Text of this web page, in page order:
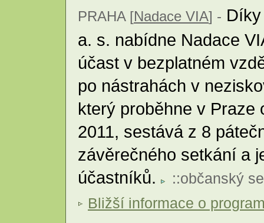
PRAHA [Nadace VIA] -
a. s. nabídne Nadace
účast v bezplatném
po nástrahách v
který proběhne v Praze
2011, sestává z 8
závěrečného setkání a
účastníků.
::občanský
Bližší informace o